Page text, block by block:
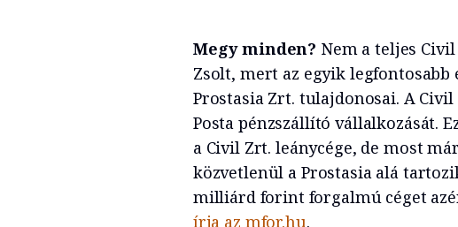
Megy minden? Nem a teljes
Zsolt, mert az egyik
Prostasia Zrt. tulajdonosai. A
Posta pénzszállító vállalkozását.
a Civil Zrt. leánycége, de most
közvetlenül a Prostasia alá
milliárd forint forgalmú céget
írja az mfor.hu.